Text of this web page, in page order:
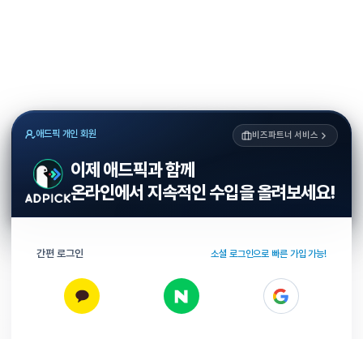
애드픽 개인 회원 비즈파트너 서비스
이제 애드픽과 함께
온라인에서 지속적인 수입을 올려보세요!
간편 로그인 소셜 로그인으로 빠른 가입 가능!